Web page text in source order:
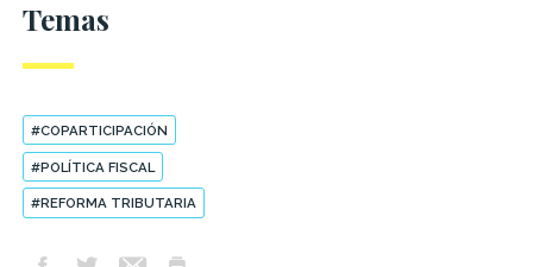
Temas
#COPARTICIPACIÓN
#POLÍTICA FISCAL
#REFORMA TRIBUTARIA